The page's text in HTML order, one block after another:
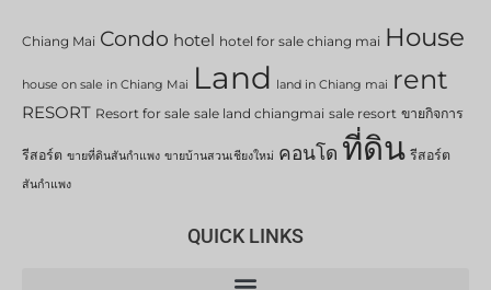
Chiang Mai Condo hotel hotel for sale chiang mai House
house on sale in Chiang Mai Land land in Chiang mai rent
RESORT Resort for sale sale land chiangmai sale resort ขายกิจการ
รีสอร์ต ขายที่ดินสันกำแพง ขายบ้านสวนเชียงใหม่ คอนโด ที่ดิน รีสอร์ต
สันกำแพง
QUICK LINKS